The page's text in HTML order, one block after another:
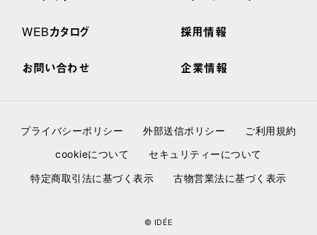
WEBカタログ
お問い合わせ
採用情報
企業情報
プライバシーポリシー 外部送信ポリシー
ご利用規約
cookieについて
セキュリティーについて
特定商取引法に基づく表示
古物営業法に基づく表示
© IDÉE